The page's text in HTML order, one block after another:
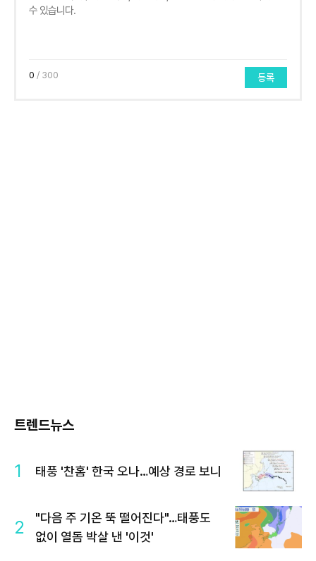
0 / 300 등록
트렌드뉴스
1 태풍 '찬홈' 한국 오나…예상 경로 보니
2
"다음 주 기온 뚝 떨어진다"…태풍도
없이 열돔 박살 낸 '이것'